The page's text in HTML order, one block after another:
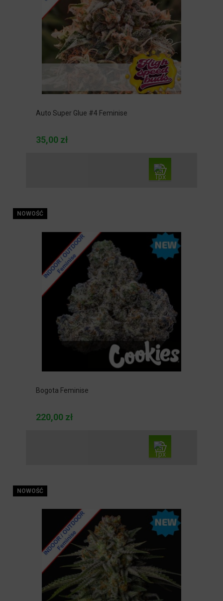
Auto Super Glue #4 Feminise
35,00 zł
Bogota Feminise
220,00 zł
NOWOŚĆ
NOWOŚĆ